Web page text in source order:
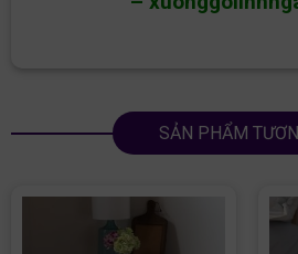
SẢN PHẨM